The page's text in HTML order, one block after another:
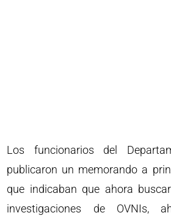
Los funcionarios del
publicaron un memorando a
que indicaban que ahora
investigaciones de OVNIs,